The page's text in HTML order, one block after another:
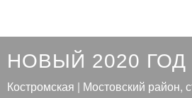
НОВЫЙ 2020 ГОД
Костромская | Мостовский район,